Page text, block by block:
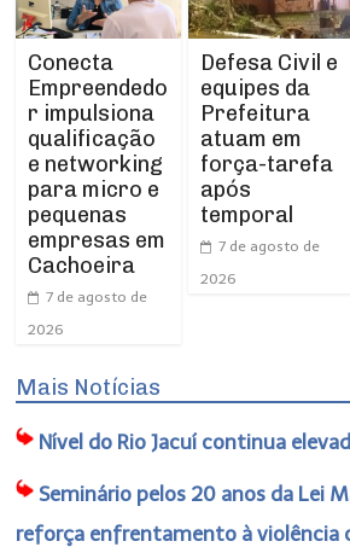
Conecta
Empreendedo
r impulsiona
qualificação
e networking
para micro e
pequenas
empresas em
Cachoeira
7 de agosto de
2026
Defesa Civil e
equipes da
Prefeitura
atuam em
força-tarefa
após
temporal
7 de agosto de
2026
Mais Notícias
Nível do Rio Jacuí continua
Seminário pelos 20 anos da Lei
reforça enfrentamento à violência